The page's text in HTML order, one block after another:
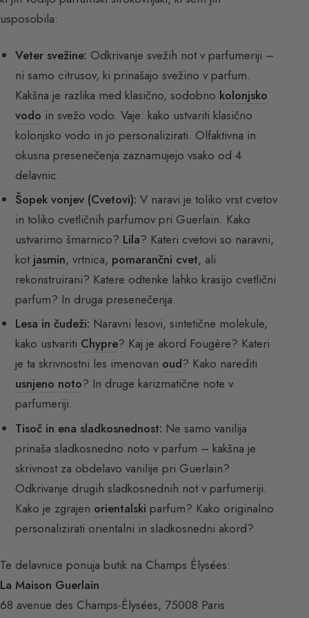
usposobila:
Veter svežine: Odkrivanje svežih not v parfumeriji –
ni samo citrusov, ki prinašajo svežino v parfum.
Kakšna je razlika med klasično, sodobno kolonjsko
vodo in svežo vodo. Vaje: kako ustvariti klasično
kolonjsko vodo in jo personalizirati. Olfaktivna in
okusna presenečenja zaznamujejo vsako od 4
delavnic.
Šopek vonjev (Cvetovi): V naravi je toliko vrst cvetov
in toliko cvetličnih parfumov pri Guerlain. Kako
ustvarimo šmarnico? Lila? Kateri cvetovi so naravni,
kot jasmin, vrtnica, pomarančni cvet, ali
rekonstruirani? Katere odtenke lahko krasijo cvetlični
parfum? In druga presenečenja.
Lesa in čudeži: Naravni lesovi, sintetične molekule,
kako ustvariti Chypre? Kaj je akord Fougère? Kateri
je ta skrivnostni les imenovan oud? Kako narediti
usnjenо noto? In druge karizmatične note v
parfumeriji.
Tisoč in ena sladkosnednost: Ne samo vanilija
prinaša sladkosnedno noto v parfum – kakšna je
skrivnost za obdelavo vanilije pri Guerlain?
Odkrivanje drugih sladkosnednih not v parfumeriji.
Kako je zgrajen orientalski parfum? Kako originalno
personalizirati orientalni in sladkosnedni akord?
Te delavnice ponuja butik na Champs Élysées:
La Maison Guerlain
68 avenue des Champs-Élysées, 75008 Paris